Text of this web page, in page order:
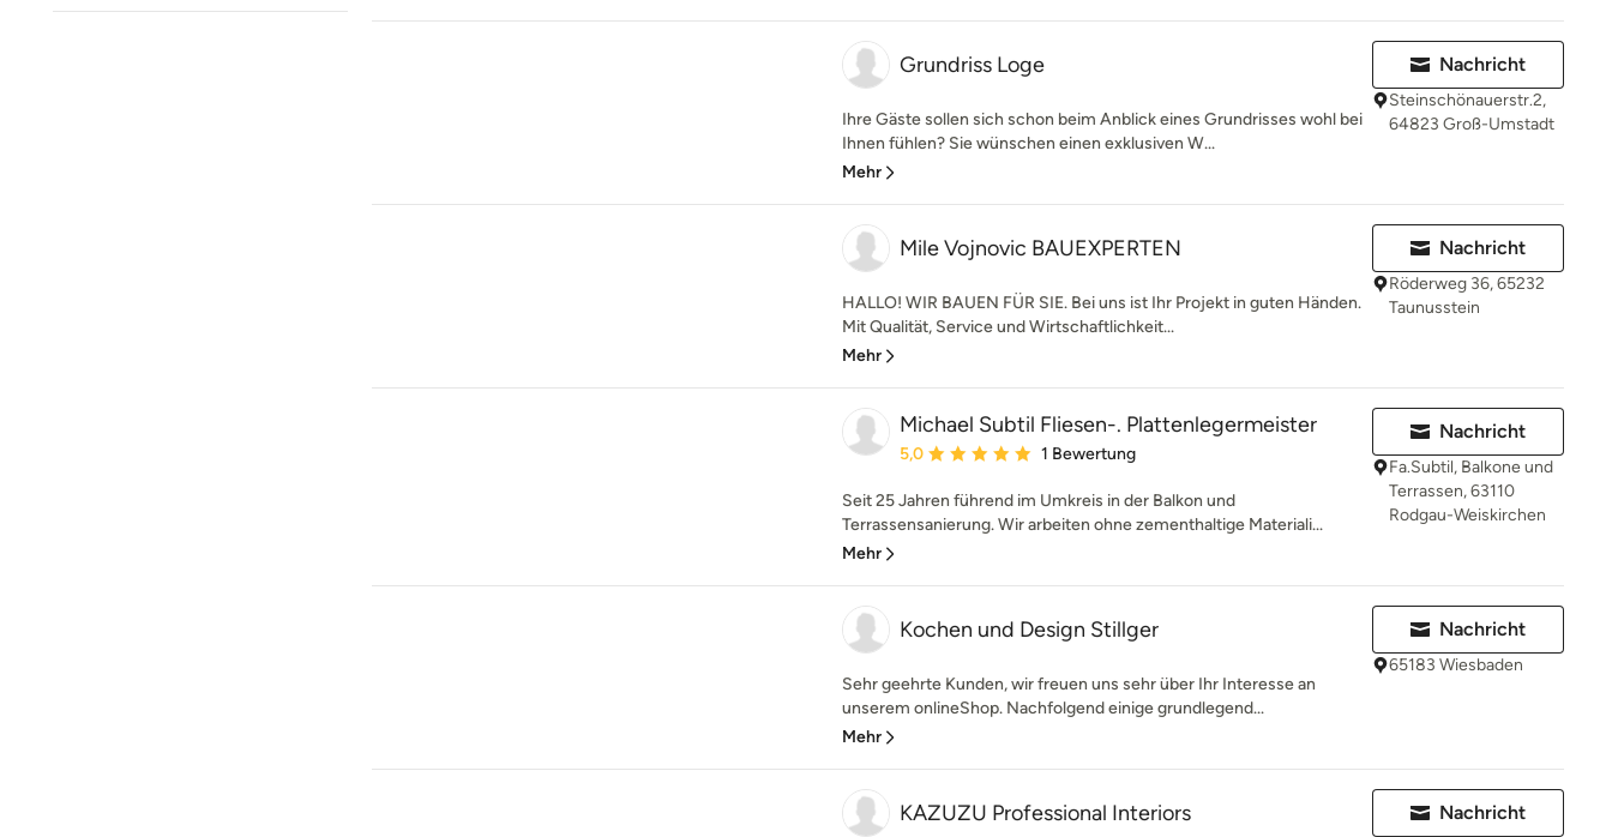
Grundriss Loge
Ihre Gäste sollen sich schon beim Anblick eines Grundrisses wohl bei
Ihnen fühlen? Sie wünschen einen exklusiven W...
Mehr
Nachricht
Steinschönauerstr.2,
64823 Groß-Umstadt
Mile Vojnovic BAUEXPERTEN
HALLO! WIR BAUEN FÜR SIE. Bei uns ist Ihr Projekt in guten Händen.
Mit Qualität, Service und Wirtschaftlichkeit...
Mehr
Nachricht
Röderweg 36, 65232
Taunusstein
Michael Subtil Fliesen-. Plattenlegermeister
Durchschnittliche Bewertung: 5 von 5 Sternen
5,0 1 Bewertung
Seit 25 Jahren führend im Umkreis in der Balkon und
Terrassensanierung. Wir arbeiten ohne zementhaltige Materiali...
Mehr
Nachricht
Fa.Subtil, Balkone und
Terrassen, 63110
Rodgau-Weiskirchen
Kochen und Design Stillger
Sehr geehrte Kunden, wir freuen uns sehr über Ihr Interesse an
unserem onlineShop. Nachfolgend einige grundlegend...
Mehr
Nachricht
65183 Wiesbaden
KAZUZU Professional Interiors Nachricht